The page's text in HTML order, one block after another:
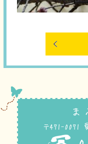
ま
〒471-0071